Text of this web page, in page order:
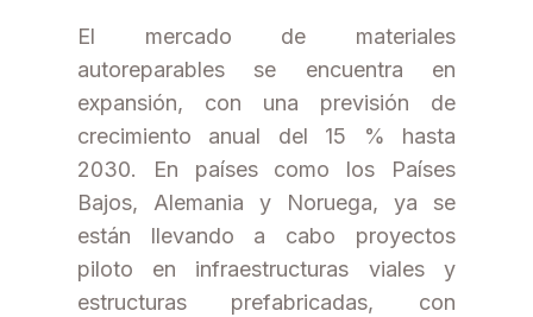
El mercado de materiales
autoreparables se encuentra en
expansión, con una previsión de
crecimiento anual del 15 % hasta
2030. En países como los Países
Bajos, Alemania y Noruega, ya se
están llevando a cabo proyectos
piloto en infraestructuras viales y
estructuras prefabricadas, con